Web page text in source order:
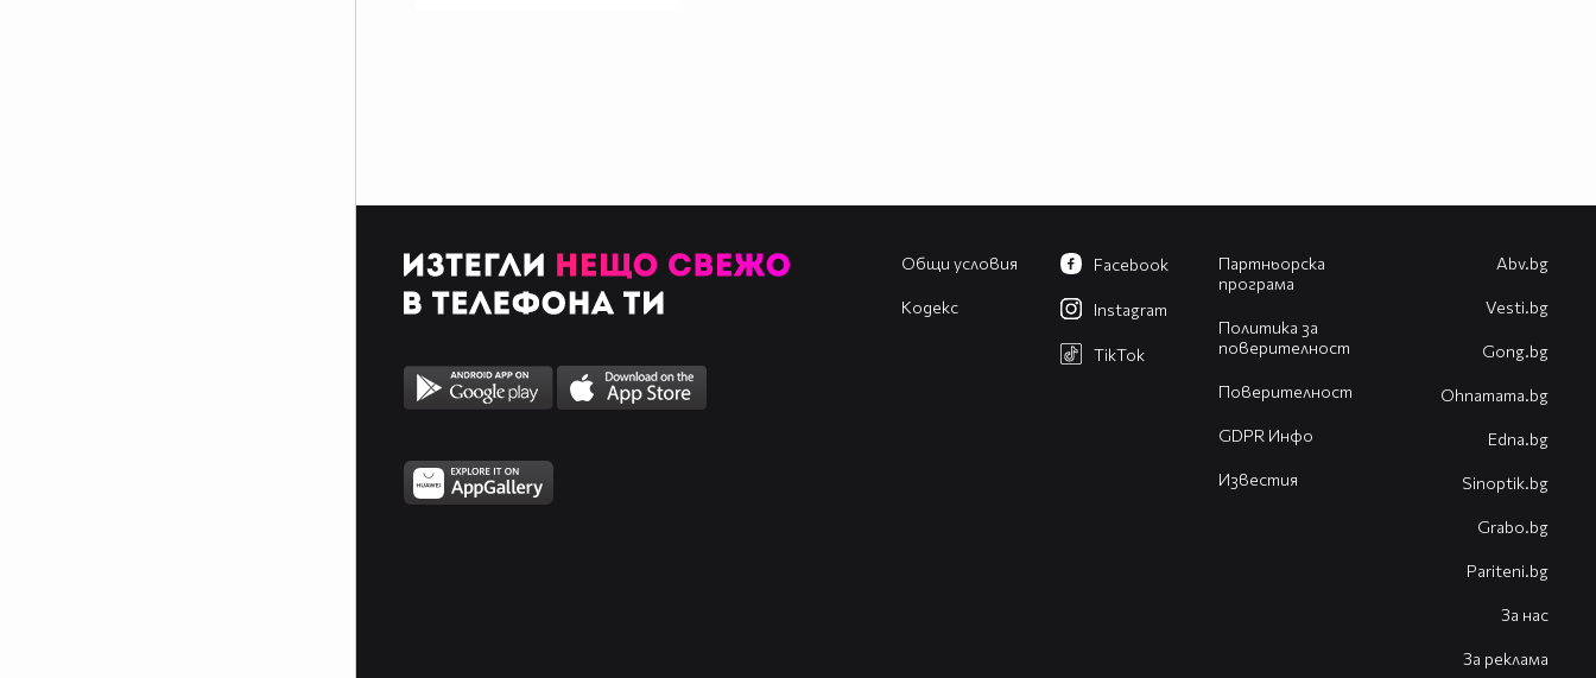
Общи условия
Кодекс
Партньорска
програма
Политика за
поверителност
Поверителност
GDPR Инфо
Известия
Facebook
Instagram
TikTok
Abv.bg
Vesti.bg
Gong.bg
Оhnamama.bg
Edna.bg
Sinoptik.bg
Grabo.bg
Pariteni.bg
За нас
За реклама